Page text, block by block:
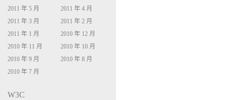
2011 年 5 月
2011 年 4 月
2011 年 3 月
2011 年 2 月
2011 年 1 月
2010 年 12 月
2010 年 11 月
2010 年 10 月
2010 年 9 月
2010 年 8 月
2010 年 7 月
W3C